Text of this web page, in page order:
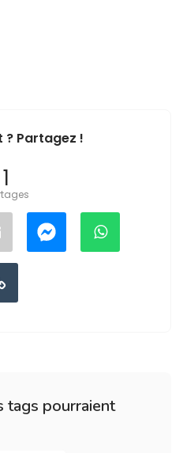
? Partagez !
1
tags pourraient